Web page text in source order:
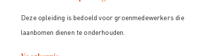
Deze opleiding is bedoeld voor groenmedewerkers die
laanbomen dienen te onderhouden.